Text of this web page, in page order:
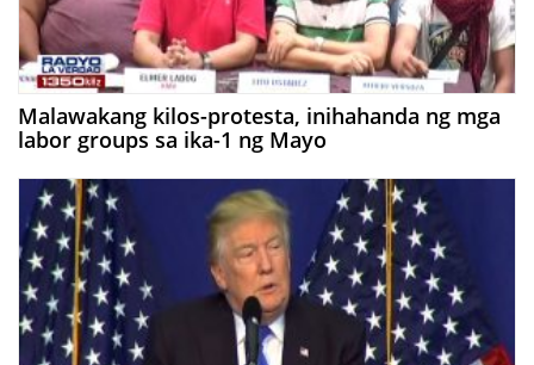
Malawakang kilos-protesta, inihahanda ng mga
labor groups sa ika-1 ng Mayo